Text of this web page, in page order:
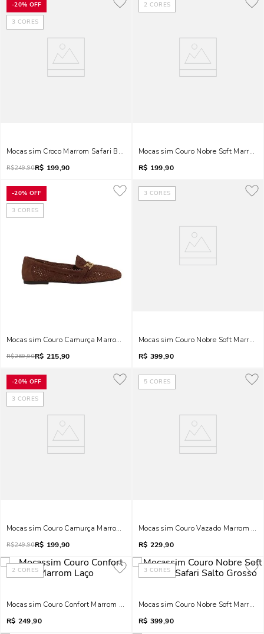
-20% OFF
3 CORES
Mocassim Croco Marrom Safari Bridão
R$249,90R$ 199,90
2 CORES
Mocassim Couro Nobre Soft Marrom
R$ 199,90
-20% OFF
3 CORES
Mocassim Couro Camurça Marrom Terracota
R$269,90R$ 215,90
3 CORES
Mocassim Couro Nobre Soft Marrom
R$ 399,90
-20% OFF
3 CORES
Mocassim Couro Camurça Marrom Safari
R$249,90R$ 199,90
5 CORES
Mocassim Couro Vazado Marrom
R$ 229,90
2 CORES
Mocassim Couro Confort Marrom Laço
R$ 249,90
3 CORES
Mocassim Couro Nobre Soft Marrom
R$ 399,90